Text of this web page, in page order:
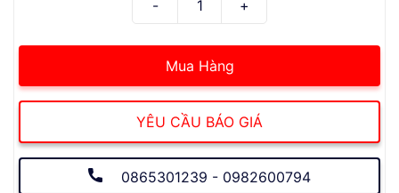
Mua Hàng
YÊU CẦU BÁO GIÁ
0865301239 - 0982600794